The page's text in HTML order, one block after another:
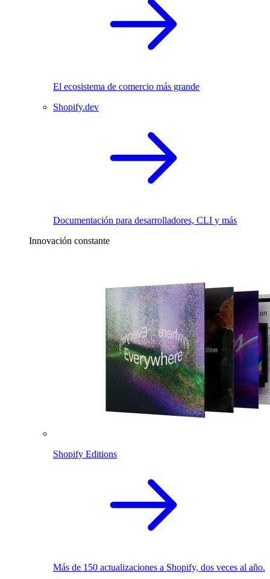
El ecosistema de comercio más grande
Shopify.dev
Documentación para desarrolladores, CLI y más
Innovación constante
Shopify Editions
Más de 150 actualizaciones a Shopify, dos veces al año.